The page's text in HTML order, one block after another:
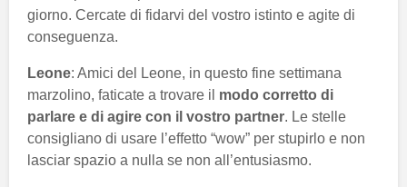
giorno. Cercate di fidarvi del vostro istinto e agite di
conseguenza.
Leone: Amici del Leone, in questo fine settimana
marzolino, faticate a trovare il modo corretto di
parlare e di agire con il vostro partner. Le stelle
consigliano di usare l’effetto “wow” per stupirlo e non
lasciar spazio a nulla se non all’entusiasmo.